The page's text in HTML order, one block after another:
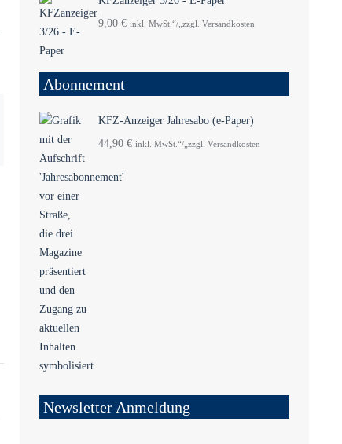
9,00 € inkl. MwSt.“/„zzgl. Versandkosten
Abonnement
KFZ-Anzeiger Jahresabo (e-Paper)
44,90 € inkl. MwSt.“/„zzgl. Versandkosten
Newsletter Anmeldung